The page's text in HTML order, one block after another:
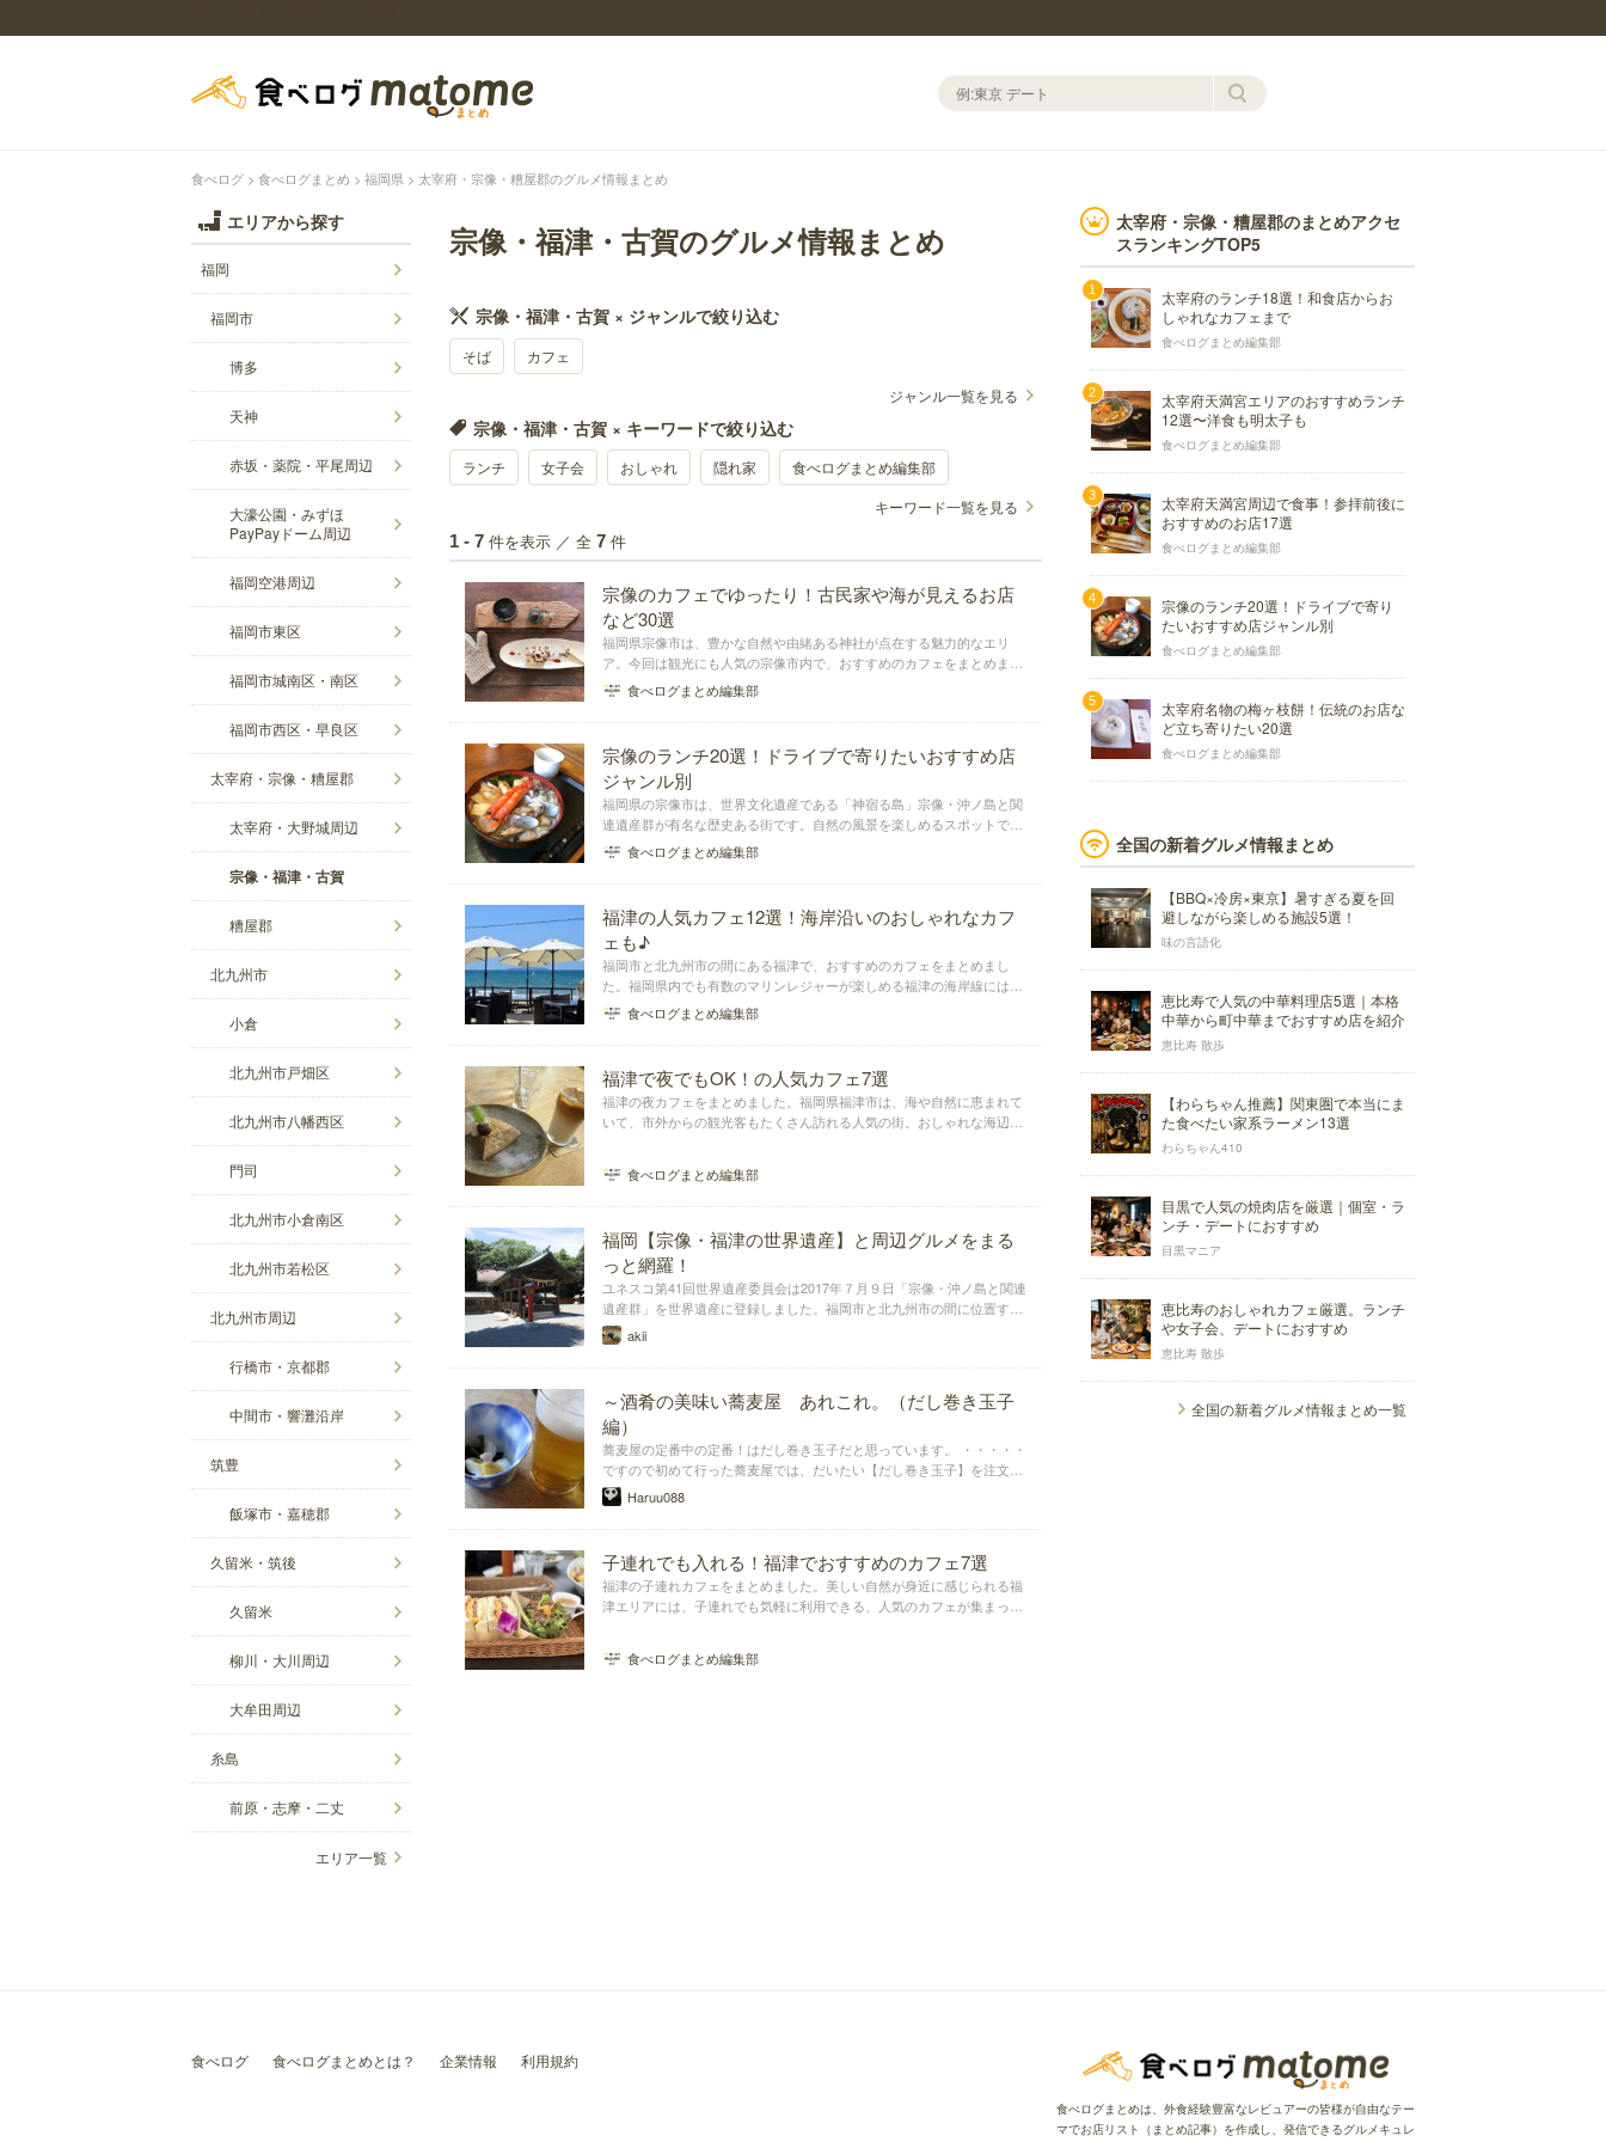
食べログ 食べログまとめ 福岡県 太宰府・宗像・糟屋郡のグルメ情報まとめ
エリアから探す
福岡
福岡市
博多
天神
赤坂・薬院・平尾周辺
大濠公園・みずほ
PayPayドーム周辺
福岡空港周辺
福岡市東区
福岡市城南区・南区
福岡市西区・早良区
太宰府・宗像・糟屋郡
太宰府・大野城周辺
宗像・福津・古賀
糟屋郡
北九州市
小倉
北九州市戸畑区
北九州市八幡西区
門司
北九州市小倉南区
北九州市若松区
北九州市周辺
行橋市・京都郡
中間市・響灘沿岸
筑豊
飯塚市・嘉穂郡
久留米・筑後
久留米
柳川・大川周辺
大牟田周辺
糸島
前原・志摩・二丈
エリア一覧
宗像・福津・古賀のグルメ情報まとめ
宗像・福津・古賀 × ジャンルで絞り込む
そば
カフェ
ジャンル一覧を見る
宗像・福津・古賀 × キーワードで絞り込む
ランチ 女子会 おしゃれ 隠れ家
食べログまとめ編集部
キーワード一覧を見る
1 - 7 件を表示 ／ 全 7 件
宗像のカフェでゆったり！古民家や海が見えるお店
など30選
福岡県宗像市は、豊かな自然や由緒ある神社が点在する魅力的なエリ
ア。今回は観光にも人気の宗像市内で、おすすめのカフェをまとめまし
た。ゆっくりしたくなる古民家カフェや海が見えるロケーションのいい
カフェをピックアップ！おしゃれな店舗も登場するので、スイーツやラ
ンチにぜひ利用してみ...
食べログまとめ編集部
宗像のランチ20選！ドライブで寄りたいおすすめ店
ジャンル別
福岡県の宗像市は、世界文化遺産である「神宿る島」宗像・沖ノ島と関
連遺産群が有名な歴史ある街です。自然の風景を楽しめるスポットであ
ることから、ドライブスポットとしても人気。そんな宗像には飲食店が
多数あります。今回は宗像にある、ドライブの途中に寄るのにもおすす
めランチをジャンル...
食べログまとめ編集部
福津の人気カフェ12選！海岸沿いのおしゃれなカフ
ェも♪
福岡市と北九州市の間にある福津で、おすすめのカフェをまとめまし
た。福岡県内でも有数のマリンレジャーが楽しめる福津の海岸線には、
素敵なカフェがいっぱい。福間海岸沿いにあるシーサイドカフェのテラ
ス席で、おしゃれにお茶はいかがですか？
食べログまとめ編集部
福津で夜でもOK！の人気カフェ7選
福津の夜カフェをまとめました。福岡県福津市は、海や自然に恵まれて
いて、市外からの観光客もたくさん訪れる人気の街。おしゃれな海辺の
食べログまとめ編集部
福岡【宗像・福津の世界遺産】と周辺グルメをまる
っと網羅！
ユネスコ第41回世界遺産委員会は2017年７月９日「宗像・沖ノ島と関連
遺産群」を世界遺産に登録しました。福岡市と北九州市の間に位置する
このスポットは世界から注目を浴びることになりました。山海の幸に恵
まれたこの地を改めて世界遺産目線でご紹介します。(写真/大島の宗像
大社中津宮)
akii
～酒肴の美味い蕎麦屋 あれこれ。（だし巻き玉子
編）
蕎麦屋の定番中の定番！はだし巻き玉子だと思っています。 ・・・・・
ですので初めて行った蕎麦屋では、だいたい【だし巻き玉子】を注文い
たします。
Haruu088
子連れでも入れる！福津でおすすめのカフェ7選
福津の子連れカフェをまとめました。美しい自然が身近に感じられる福
津エリアには、子連れでも気軽に利用できる、人気のカフェが集まって
みてください！
食べログまとめ編集部
太宰府・宗像・糟屋郡のまとめアクセ
スランキングTOP5
太宰府のランチ18選！和食店からお
しゃれなカフェまで
食べログまとめ編集部
太宰府天満宮エリアのおすすめランチ
12選〜洋食も明太子も
食べログまとめ編集部
太宰府天満宮周辺で食事！参拝前後に
おすすめのお店17選
食べログまとめ編集部
宗像のランチ20選！ドライブで寄り
たいおすすめ店ジャンル別
食べログまとめ編集部
太宰府名物の梅ヶ枝餅！伝統のお店な
ど立ち寄りたい20選
食べログまとめ編集部
全国の新着グルメ情報まとめ
【BBQ×冷房×東京】暑すぎる夏を回
避しながら楽しめる施設5選！
味の言語化
恵比寿で人気の中華料理店5選｜本格
中華から町中華までおすすめ店を紹介
恵比寿 散歩
【わらちゃん推薦】関東圏で本当にま
た食べたい家系ラーメン13選
わらちゃん410
目黒で人気の焼肉店を厳選｜個室・ラ
ンチ・デートにおすすめ
目黒マニア
恵比寿のおしゃれカフェ厳選。ランチ
や女子会、デートにおすすめ
恵比寿 散歩
全国の新着グルメ情報まとめ一覧
食べログ 食べログまとめとは？ 企業情報 利用規約
食べログまとめは、外食経験豊富なレビュアーの皆様が自由なテー
マでお店リスト（まとめ記事）を作成し、発信できるグルメキュレ